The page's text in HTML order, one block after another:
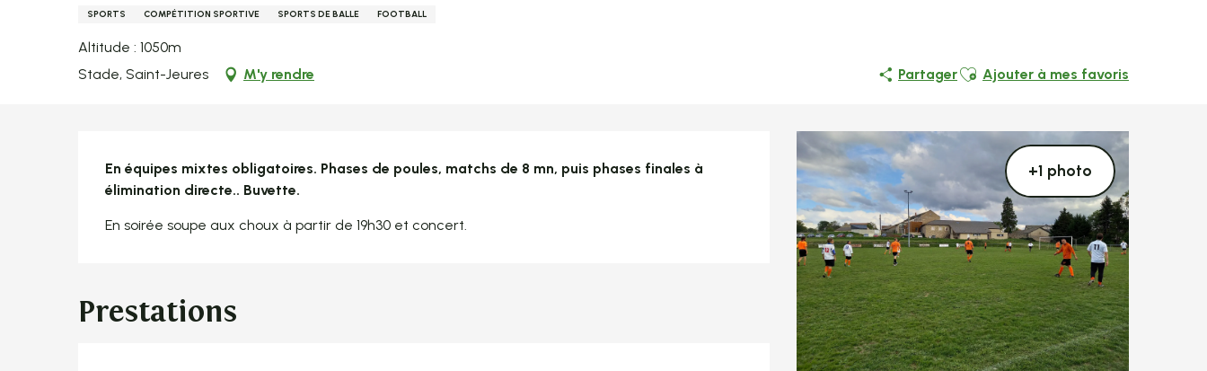
SPORTS COMPÉTITION SPORTIVE SPORTS DE BALLE FOOTBALL
Altitude : 1050m
Stade, Saint-Jeures
M'y rendre PartagerAjouter aux favoris
Ajouter à mes favoris
+1 photo
Description
En équipes mixtes obligatoires. Phases de poules, matchs de 8 mn, puis phases finales à
élimination directe.. Buvette.
En soirée soupe aux choux à partir de 19h30 et concert.
Prestations